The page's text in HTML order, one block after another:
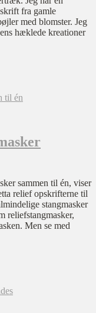
fra gamle
med blomster. Jeg
hæklede kreationer
sammen til én, viser
relief opskrifterne til
stangmasker
reliefstangmasker,
Men se med